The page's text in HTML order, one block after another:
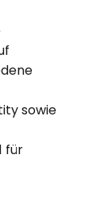
sowie
für